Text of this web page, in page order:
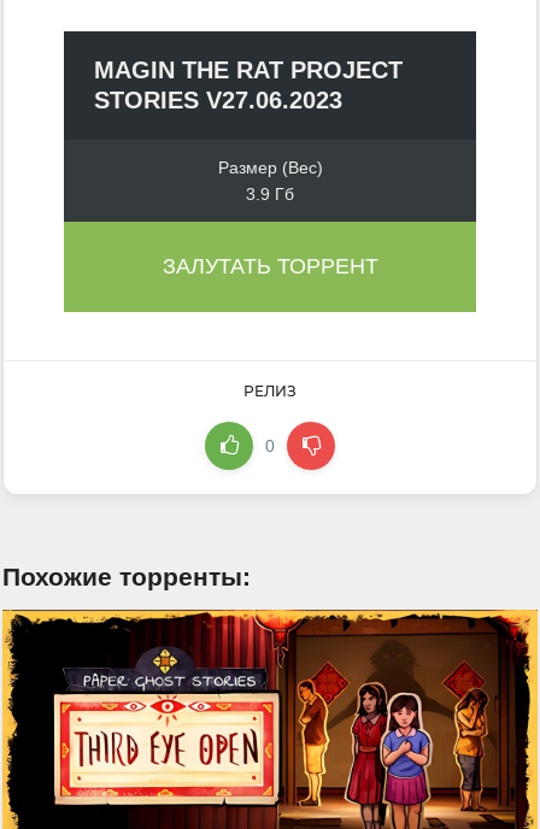
MAGIN THE RAT PROJECT
STORIES V27.06.2023
Размер (Вес)
3.9 Гб
ЗАЛУТАТЬ ТОРРЕНТ
РЕЛИЗ
0
Похожие торренты: